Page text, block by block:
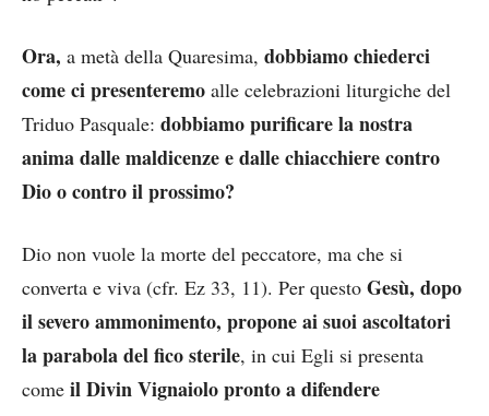
Ora, a metà della Quaresima, dobbiamo chiederci
come ci presenteremo alle celebrazioni liturgiche del
Triduo Pasquale: dobbiamo purificare la nostra
anima dalle maldicenze e dalle chiacchiere contro
Dio o contro il prossimo?
Dio non vuole la morte del peccatore, ma che si
converta e viva (cfr. Ez 33, 11). Per questo Gesù, dopo
il severo ammonimento, propone ai suoi ascoltatori
la parabola del fico sterile, in cui Egli si presenta
come il Divin Vignaiolo pronto a difendere